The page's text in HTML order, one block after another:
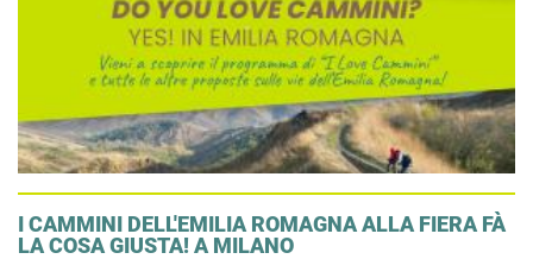
I CAMMINI DELL'EMILIA ROMAGNA ALLA FIERA FÀ
LA COSA GIUSTA! A MILANO